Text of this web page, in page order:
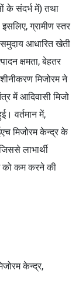
के संदर्भ में) तथा
ग्रामीण स्तर
आधारित खेती
क्षमता, बेहतर
मिजोरम ने
में आदिवासी मिजो
वर्तमान में,
मिजोरम केन्द्र के
लाभार्थी
को कम करने की
केन्द्र,